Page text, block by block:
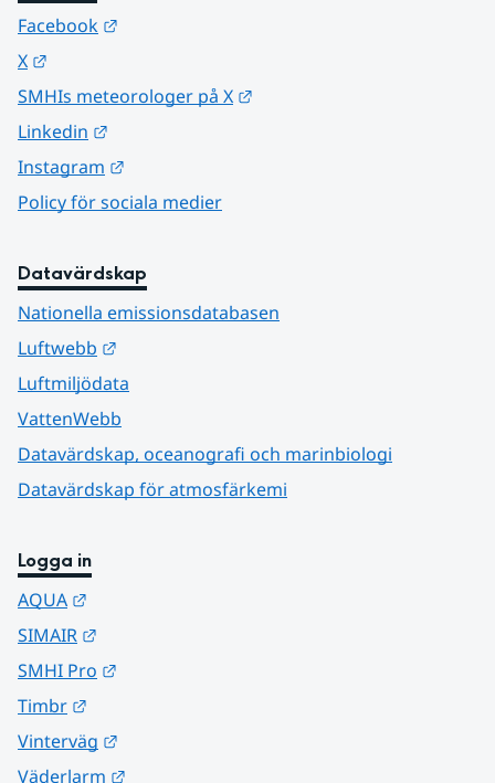
Facebook
X
SMHIs meteorologer på X
Linkedin
Instagram
Policy för sociala medier
Datavärdskap
Nationella emissionsdatabasen
Luftwebb
Luftmiljödata
VattenWebb
Datavärdskap, oceanografi och marinbiologi
Datavärdskap för atmosfärkemi
Logga in
AQUA
SIMAIR
SMHI Pro
Timbr
Vinterväg
Väderlarm